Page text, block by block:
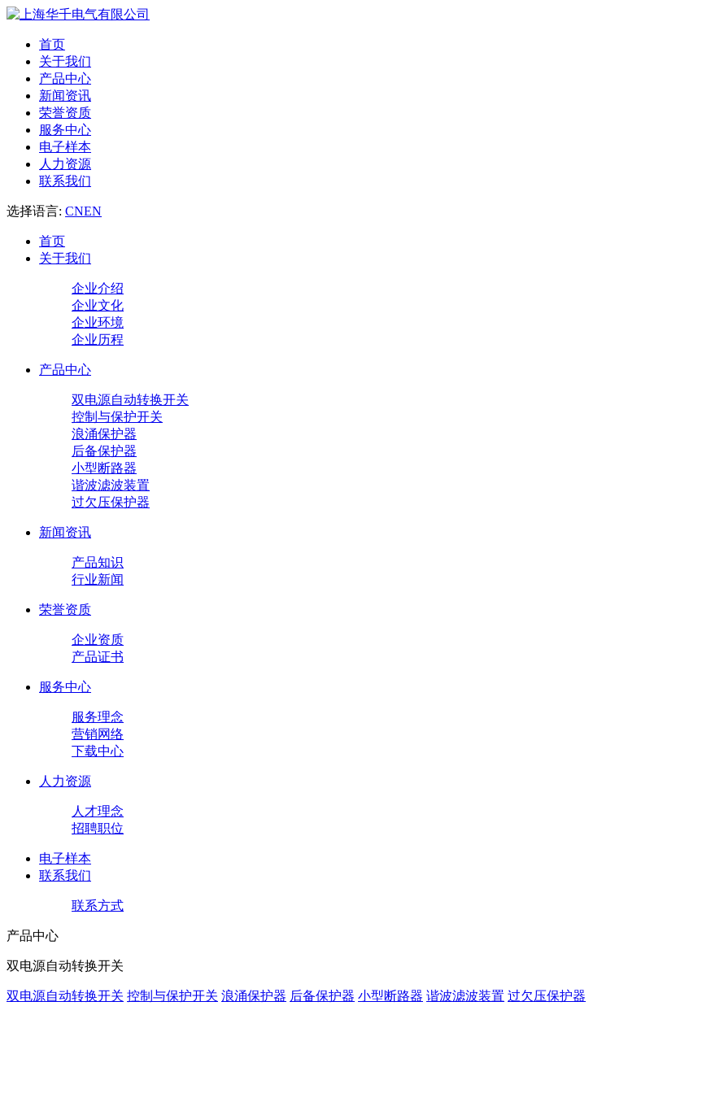
首页
关于我们
产品中心
新闻资讯
荣誉资质
服务中心
电子样本
人力资源
联系我们
选择语言: CNEN
首页
关于我们
企业介绍
企业文化
企业环境
企业历程
产品中心
双电源自动转换开关
控制与保护开关
浪涌保护器
后备保护器
小型断路器
谐波滤波装置
过欠压保护器
新闻资讯
产品知识
行业新闻
荣誉资质
企业资质
产品证书
服务中心
服务理念
营销网络
下载中心
人力资源
人才理念
招聘职位
电子样本
联系我们
联系方式
产品中心
双电源自动转换开关
双电源自动转换开关 控制与保护开关 浪涌保护器 后备保护器 小型断路器 谐波滤波装置 过欠压保护器